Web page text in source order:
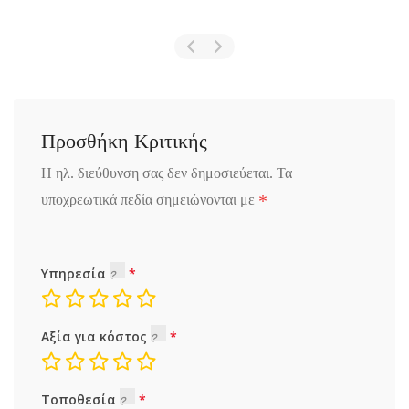
Προσθήκη Κριτικής
Η ηλ. διεύθυνση σας δεν δημοσιεύεται. Τα
υποχρεωτικά πεδία σημειώνονται με *
Υπηρεσία
Αξία για κόστος
Τοποθεσία